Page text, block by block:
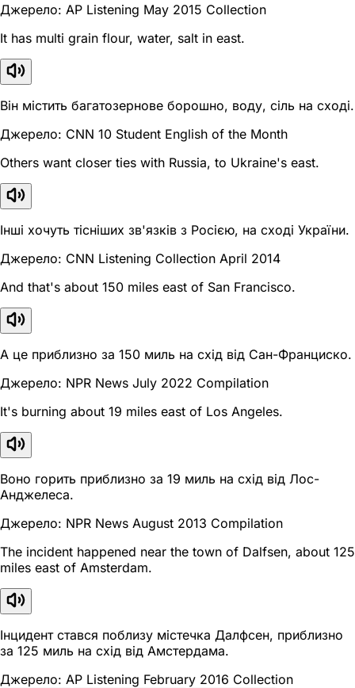
Джерело: AP Listening May 2015 Collection
It has multi grain flour, water, salt in east.
Він містить багатозернове борошно, воду, сіль на сході.
Джерело: CNN 10 Student English of the Month
Others want closer ties with Russia, to Ukraine's east.
Інші хочуть тісніших зв'язків з Росією, на сході України.
Джерело: CNN Listening Collection April 2014
And that's about 150 miles east of San Francisco.
А це приблизно за 150 миль на схід від Сан-Франциско.
Джерело: NPR News July 2022 Compilation
It's burning about 19 miles east of Los Angeles.
Воно горить приблизно за 19 миль на схід від Лос-
Анджелеса.
Джерело: NPR News August 2013 Compilation
The incident happened near the town of Dalfsen, about 125
miles east of Amsterdam.
Інцидент стався поблизу містечка Далфсен, приблизно
за 125 миль на схід від Амстердама.
Джерело: AP Listening February 2016 Collection